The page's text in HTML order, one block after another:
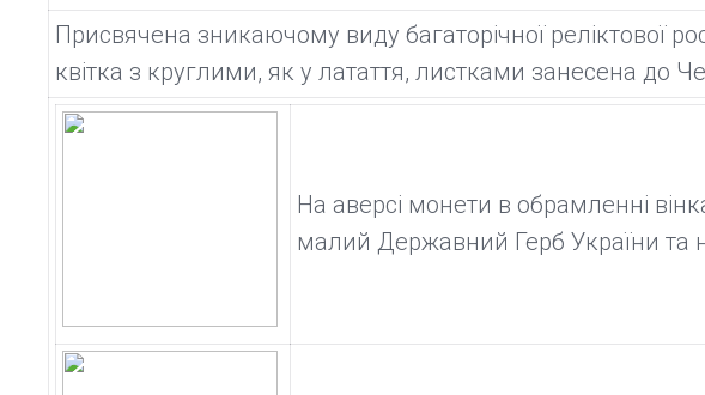
Присвячена зникаючому виду багаторічної
квітка з круглими, як у латаття, листками занесена до
На аверсі монети в обрамленні
малий Державний Герб України